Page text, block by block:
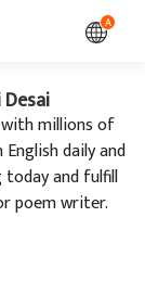
A
millions of
daily and
and fulfill
poem writer.